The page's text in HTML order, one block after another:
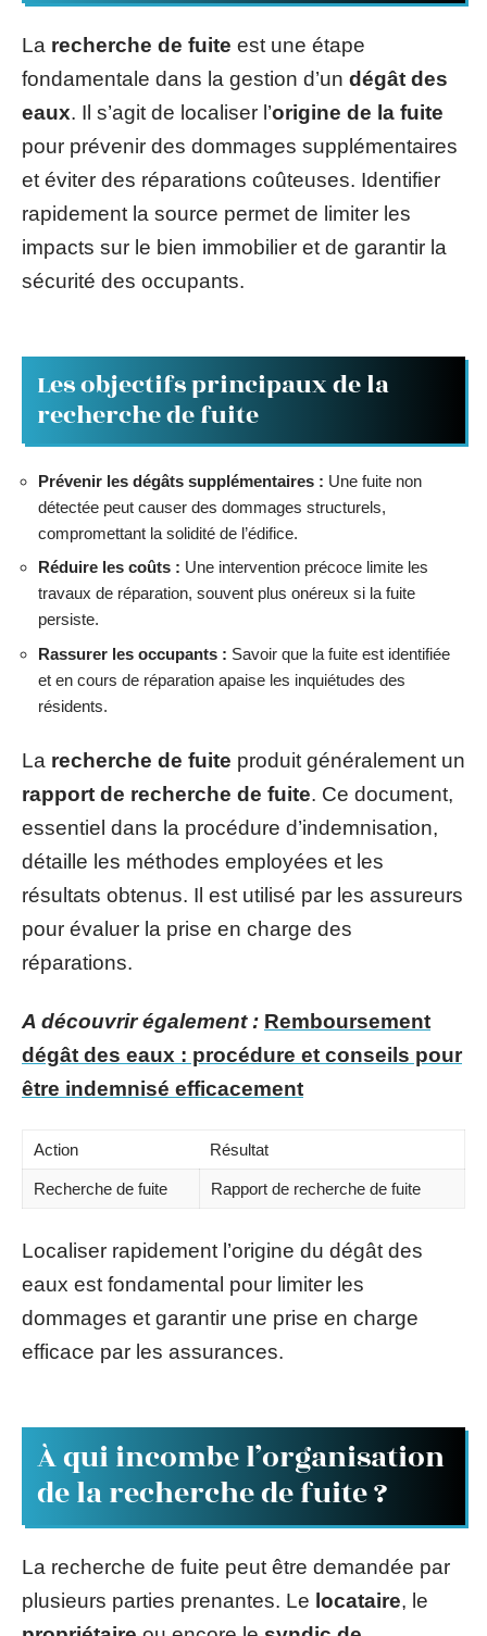
La recherche de fuite est une étape
fondamentale dans la gestion d’un dégât des
eaux. Il s’agit de localiser l’origine de la fuite
pour prévenir des dommages supplémentaires
et éviter des réparations coûteuses. Identifier
rapidement la source permet de limiter les
impacts sur le bien immobilier et de garantir la
sécurité des occupants.
Les objectifs principaux de la
recherche de fuite
Prévenir les dégâts supplémentaires : Une fuite non
détectée peut causer des dommages structurels,
compromettant la solidité de l’édifice.
Réduire les coûts : Une intervention précoce limite les
travaux de réparation, souvent plus onéreux si la fuite
persiste.
Rassurer les occupants : Savoir que la fuite est identifiée
et en cours de réparation apaise les inquiétudes des
résidents.
La recherche de fuite produit généralement un
rapport de recherche de fuite. Ce document,
essentiel dans la procédure d’indemnisation,
détaille les méthodes employées et les
résultats obtenus. Il est utilisé par les assureurs
pour évaluer la prise en charge des
réparations.
A découvrir également : Remboursement
dégât des eaux : procédure et conseils pour
être indemnisé efficacement
Action Résultat
Recherche de fuite Rapport de recherche de fuite
Localiser rapidement l’origine du dégât des
eaux est fondamental pour limiter les
dommages et garantir une prise en charge
efficace par les assurances.
À qui incombe l’organisation
de la recherche de fuite ?
La recherche de fuite peut être demandée par
plusieurs parties prenantes. Le locataire, le